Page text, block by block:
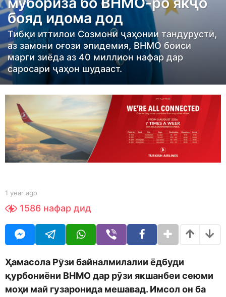
r
a
g
o
1
y
e
g
o
бояд идома дод
Тибқи иттилои Созмони ҷаҳонии тандурустӣ,
аз замони оғози эпидемия, ВНМО боиси
марги зиёда аз 40 миллион нафар дар
саросари ҷаҳон шудааст.
b
S
h
d
o
1 year ago
y
e
o
1586 нафар дид
Ҳамасола Рӯзи байналмилалии ёдбуди
қурбониёни ВНМО дар рӯзи якшанбеи сеюми
моҳи май гузаронида мешавад. Имсол он ба